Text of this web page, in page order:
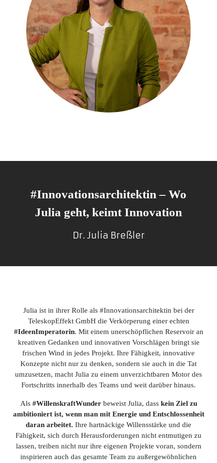
#Innovationsarchitektin – Wo
Julia geht, keimt Innovation
Dr. Julia Breßler
Julia ist in ihrer Rolle als #Innovationsarchitektin bei der
TeleskopEffekt GmbH die Verkörperung einer echten
#IdeenImperatorin. Mit einem unerschöpflichen Reservoir an
kreativen Gedanken und innovativen Vorschlägen bringt sie
frischen Wind in jedes Projekt. Ihre Fähigkeit, innovative
Konzepte nicht nur zu denken, sondern sie auch in die Tat
umzusetzen, macht Julia zu einem unverzichtbaren Motor des
Fortschritts innerhalb des Teams und weit darüber hinaus.
Als #WillenskraftWunderbeweist Julia, dass kein Ziel zu
ambitioniert ist, wenn man mit Energie und Entschlossenheit
daran arbeitet. Ihre hartnäckige Willensstärke und die
Fähigkeit, sich durch Herausforderungen nicht entmutigen zu
lassen, treiben nicht nur ihre eigenen Projekte voran, sondern
inspirieren auch das gesamte Team zu außergewöhnlichen